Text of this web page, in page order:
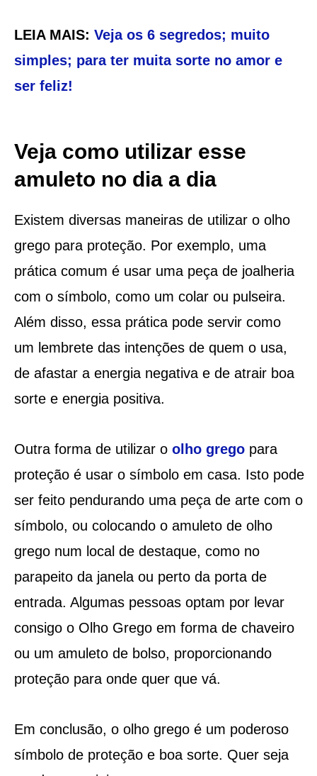
LEIA MAIS: Veja os 6 segredos; muito
simples; para ter muita sorte no amor e
ser feliz!
Veja como utilizar esse
amuleto no dia a dia
Existem diversas maneiras de utilizar o olho
grego para proteção. Por exemplo, uma
prática comum é usar uma peça de joalheria
com o símbolo, como um colar ou pulseira.
Além disso, essa prática pode servir como
um lembrete das intenções de quem o usa,
de afastar a energia negativa e de atrair boa
sorte e energia positiva.
Outra forma de utilizar o olho gregopara
proteção é usar o símbolo em casa. Isto pode
ser feito pendurando uma peça de arte com o
símbolo, ou colocando o amuleto de olho
grego num local de destaque, como no
parapeito da janela ou perto da porta de
entrada. Algumas pessoas optam por levar
consigo o Olho Grego em forma de chaveiro
ou um amuleto de bolso, proporcionando
proteção para onde quer que vá.
Em conclusão, o olho grego é um poderoso
símbolo de proteção e boa sorte. Quer seja